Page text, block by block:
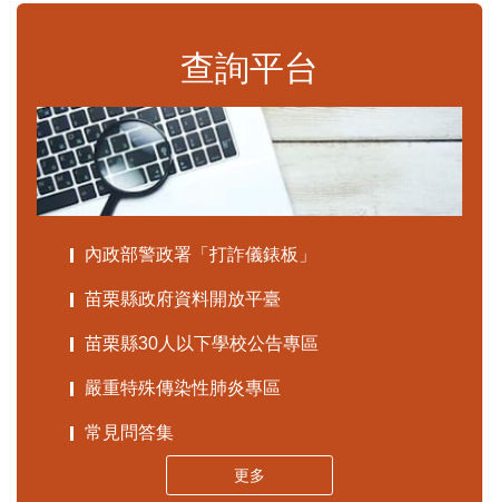
查詢平台
內政部警政署「打詐儀錶板」
苗栗縣政府資料開放平臺
苗栗縣30人以下學校公告專區
嚴重特殊傳染性肺炎專區
常見問答集
更多